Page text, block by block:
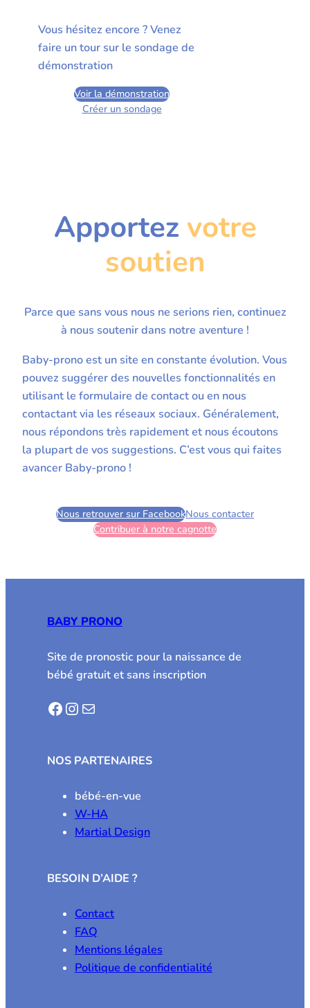
Vous hésitez encore ? Venez
faire un tour sur le sondage de
démonstration
Voir la démonstration
Créer un sondage
Apportez votre
soutien
Parce que sans vous nous ne serions rien, continuez
à nous soutenir dans notre aventure !
Baby-prono est un site en constante évolution. Vous
pouvez suggérer des nouvelles fonctionnalités en
utilisant le formulaire de contact ou en nous
contactant via les réseaux sociaux. Généralement,
nous répondons très rapidement et nous écoutons
la plupart de vos suggestions. C’est vous qui faites
avancer Baby-prono !
Nous retrouver sur FacebookNous contacter
Contribuer à notre cagnotte
BABY PRONO
Site de pronostic pour la naissance de
bébé gratuit et sans inscription
Facebook Instagram E-mail
NOS PARTENAIRES
bébé-en-vue
W-HA
Martial Design
BESOIN D’AIDE ?
Contact
FAQ
Mentions légales
Politique de confidentialité